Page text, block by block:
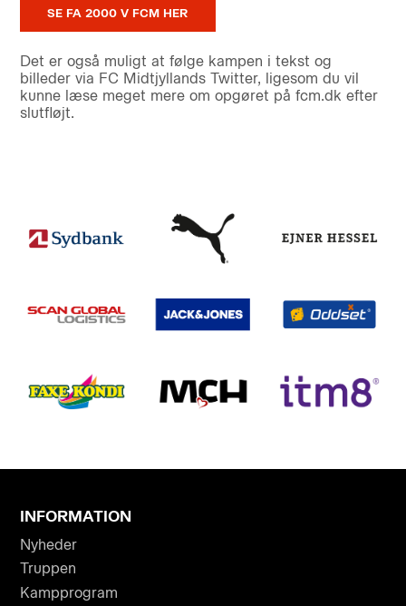
SE FA 2000 V FCM HER
Det er også muligt at følge kampen i tekst og
billeder via FC Midtjyllands Twitter, ligesom du vil
kunne læse meget mere om opgøret på fcm.dk efter
slutfløjt.
INFORMATION
Nyheder
Truppen
Kampprogram